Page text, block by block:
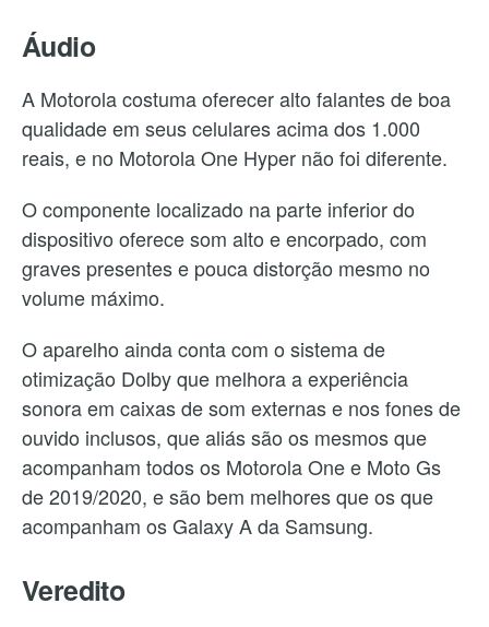
Áudio
A Motorola costuma oferecer alto falantes de boa
qualidade em seus celulares acima dos 1.000
reais, e no Motorola One Hyper não foi diferente.
O componente localizado na parte inferior do
dispositivo oferece som alto e encorpado, com
graves presentes e pouca distorção mesmo no
volume máximo.
O aparelho ainda conta com o sistema de
otimização Dolby que melhora a experiência
sonora em caixas de som externas e nos fones de
ouvido inclusos, que aliás são os mesmos que
acompanham todos os Motorola One e Moto Gs
de 2019/2020, e são bem melhores que os que
acompanham os Galaxy A da Samsung.
Veredito